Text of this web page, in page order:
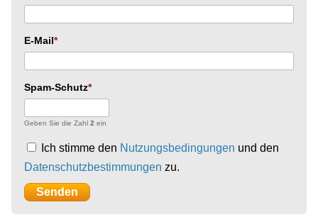
E-Mail
Spam-Schutz
Geben Sie die Zahl 2 ein
Ich stimme den Nutzungsbedingungen und den
Datenschutzbestimmungen zu.